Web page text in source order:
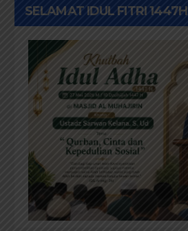
SELAMAT IDUL FITRI 1447H